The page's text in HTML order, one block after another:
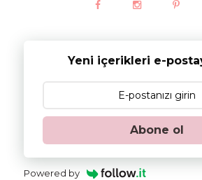
Yeni içerikleri e-
Abone ol
Powered by